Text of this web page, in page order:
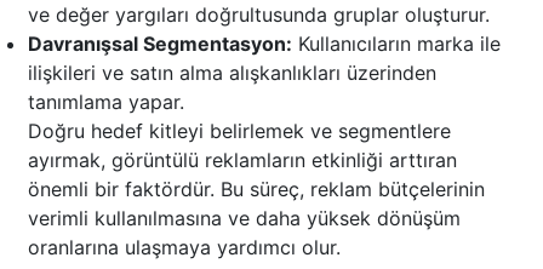
ve değer yargıları doğrultusunda gruplar oluşturur.
Davranışsal Segmentasyon: Kullanıcıların marka ile
ilişkileri ve satın alma alışkanlıkları üzerinden
tanımlama yapar.
Doğru hedef kitleyi belirlemek ve segmentlere
ayırmak, görüntülü reklamların etkinliği arttıran
önemli bir faktördür. Bu süreç, reklam bütçelerinin
verimli kullanılmasına ve daha yüksek dönüşüm
oranlarına ulaşmaya yardımcı olur.